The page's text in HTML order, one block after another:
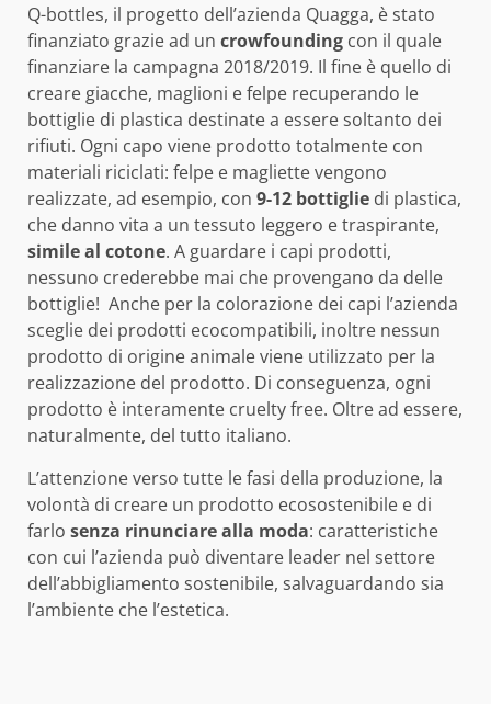
Q-bottles, il progetto dell’azienda Quagga, è stato
finanziato grazie ad un crowfounding con il quale
finanziare la campagna 2018/2019. Il fine è quello di
creare giacche, maglioni e felpe recuperando le
bottiglie di plastica destinate a essere soltanto dei
rifiuti. Ogni capo viene prodotto totalmente con
materiali riciclati: felpe e magliette vengono
realizzate, ad esempio, con 9-12 bottiglie di plastica,
che danno vita a un tessuto leggero e traspirante,
simile al cotone. A guardare i capi prodotti,
nessuno crederebbe mai che provengano da delle
bottiglie! Anche per la colorazione dei capi l’azienda
sceglie dei prodotti ecocompatibili, inoltre nessun
prodotto di origine animale viene utilizzato per la
realizzazione del prodotto. Di conseguenza, ogni
prodotto è interamente cruelty free. Oltre ad essere,
naturalmente, del tutto italiano.
L’attenzione verso tutte le fasi della produzione, la
volontà di creare un prodotto ecosostenibile e di
farlo senza rinunciare alla moda: caratteristiche
con cui l’azienda può diventare leader nel settore
dell’abbigliamento sostenibile, salvaguardando sia
l’ambiente che l’estetica.